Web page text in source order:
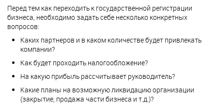
Перед тем как переходить к государственной регистрации
бизнеса, необходимо задать себе несколько конкретных
вопросов:
Каких партнеров и в каком количестве будет привлекать
компании?
Как будет проходить налогообложение?
На какую прибыль рассчитывает руководитель?
Какие планы на возможную ликвидацию организации
(закрытие, продажа части бизнеса и т.д.)?